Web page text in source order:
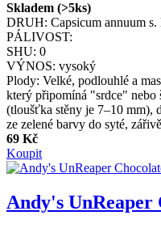
Skladem (>5ks)
DRUH: Capsicum annuum
PÁLIVOST:
SHU: 0
VÝNOS: vysoký
Plody: Velké, podlouhlé a
který připomíná "srdce" nebo
(tloušťka stěny je 7–10 mm),
ze zelené barvy do syté,
69 Kč
Koupit
Andy's UnReaper